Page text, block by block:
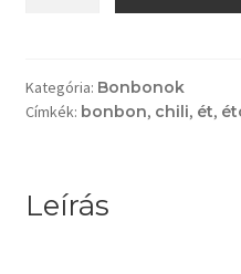
Kategória: Bonbonok
Címkék: bonbon, chili, ét,
Leírás